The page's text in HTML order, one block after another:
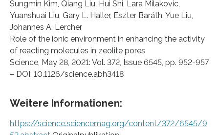
Sungmin Kim, Qiang Liu, Hui Shi, Lara Milakovic,
Yuanshuai Liu, Gary L. Haller, Eszter Baráth, Yue Liu,
Johannes A. Lercher
Role of the ionic environment in enhancing the activity
of reacting molecules in zeolite pores
Science, May 28, 2021: Vol. 372, Issue 6545, pp. 952-957
– DOI: 10.1126/science.abh3418
Weitere Informationen:
https://science.sciencemag.org/content/372/6545/9